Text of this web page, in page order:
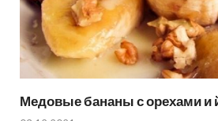
Медовые бананы с орехами и